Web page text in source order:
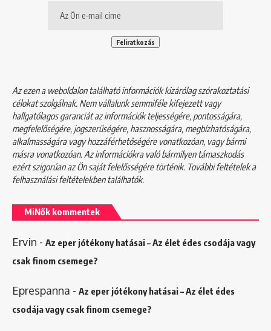
Az ezen a weboldalon található információk kizárólag szórakoztatási
célokat szolgálnak. Nem vállalunk semmiféle kifejezett vagy
hallgatólagos garanciát az információk teljességére, pontosságára,
megfelelőségére, jogszerűségére, hasznosságára, megbízhatóságára,
alkalmasságára vagy hozzáférhetőségére vonatkozóan, vagy bármi
másra vonatkozóan. Az információkra való bármilyen támaszkodás
ezért szigorúan az Ön saját felelősségére történik. További feltételek a
felhasználási feltételekbentalálhatók.
MiNők kommentek
Ervin - Az eper jótékony hatásai – Az élet édes csodája vagy
csak finom csemege?
Eprespanna - Az eper jótékony hatásai – Az élet édes
csodája vagy csak finom csemege?